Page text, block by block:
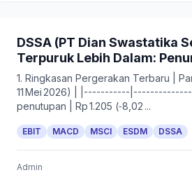
DSSA (PT Dian Swastatika
Terpuruk Lebih Dalam:
1. Ringkasan Pergerakan Terbaru |
11 Mei 2026) | |-----------
penutupan | Rp 1.205 (‑8,02 ...
EBIT MACD MSCI ESDM DSSA
Admin